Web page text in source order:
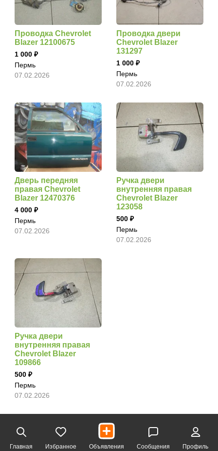
Проводка Chevrolet
Blazer 12100675
1 000
Пермь
07.02.2026
Проводка двери
Chevrolet Blazer
131297
1 000
Пермь
07.02.2026
Дверь передняя
правая Chevrolet
Blazer 12470376
4 000
Пермь
07.02.2026
Ручка двери
внутренняя правая
Chevrolet Blazer
123058
500
Пермь
07.02.2026
Ручка двери
внутренняя правая
Chevrolet Blazer
109866
500
Пермь
07.02.2026
Главная Избранное Объявления Сообщения Профиль